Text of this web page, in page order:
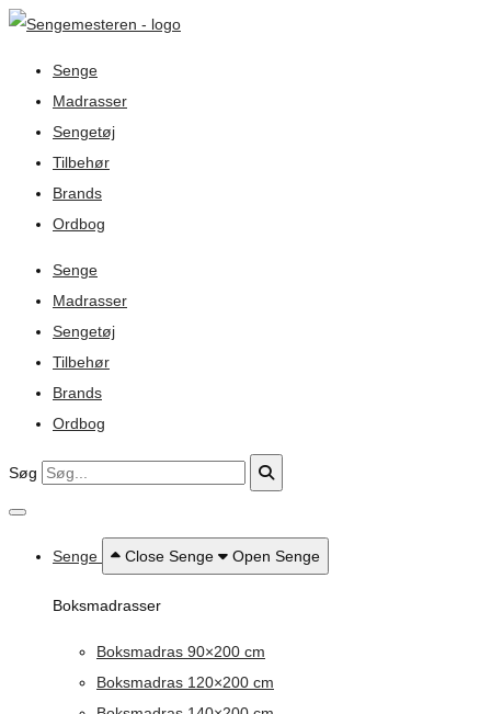
Senge
Madrasser
Sengetøj
Tilbehør
Brands
Ordbog
Senge
Madrasser
Sengetøj
Tilbehør
Brands
Ordbog
Søg
Senge Close Senge Open Senge
Boksmadrasser
Boksmadras 90×200 cm
Boksmadras 120×200 cm